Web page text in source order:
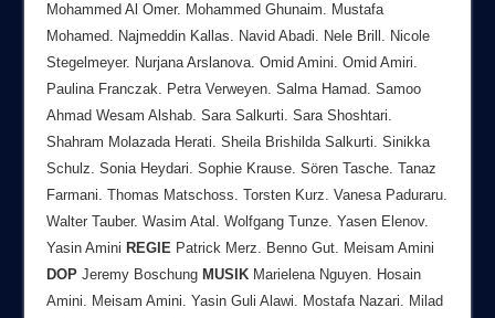
Mohammed Al Omer. Mohammed Ghunaim. Mustafa
Mohamed. Najmeddin Kallas. Navid Abadi. Nele Brill. Nicole
Stegelmeyer. Nurjana Arslanova. Omid Amini. Omid Amiri.
Paulina Franczak. Petra Verweyen. Salma Hamad. Samoo
Ahmad Wesam Alshab. Sara Salkurti. Sara Shoshtari.
Shahram Molazada Herati. Sheila Brishilda Salkurti. Sinikka
Schulz. Sonia Heydari. Sophie Krause. Sören Tasche. Tanaz
Farmani. Thomas Matschoss. Torsten Kurz. Vanesa Paduraru.
Walter Tauber. Wasim Atal. Wolfgang Tunze. Yasen Elenov.
Yasin Amini REGIE Patrick Merz. Benno Gut. Meisam Amini
DOP Jeremy Boschung MUSIK Marielena Nguyen. Hosain
Amini. Meisam Amini. Yasin Guli Alawi. Mostafa Nazari. Milad